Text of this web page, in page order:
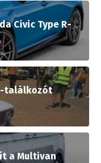
Civic Type R-
találkozót
a Multivan